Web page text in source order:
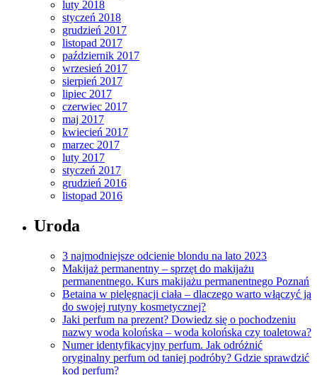
luty 2018
styczeń 2018
grudzień 2017
listopad 2017
październik 2017
wrzesień 2017
sierpień 2017
lipiec 2017
czerwiec 2017
maj 2017
kwiecień 2017
marzec 2017
luty 2017
styczeń 2017
grudzień 2016
listopad 2016
Uroda
3 najmodniejsze odcienie blondu na lato 2023
Makijaż permanentny – sprzęt do makijażu
permanentnego. Kurs makijażu permanentnego Poznań
Betaina w pielęgnacji ciała – dlaczego warto włączyć ją
do swojej rutyny kosmetycznej?
Jaki perfum na prezent? Dowiedz się o pochodzeniu
nazwy woda kolońska – woda kolońska czy toaletowa?
Numer identyfikacyjny perfum. Jak odróżnić
oryginalny perfum od taniej podróby? Gdzie sprawdzić
kod perfum?